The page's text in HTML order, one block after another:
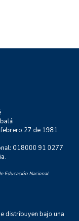
27 de 1981
018000 91 0277
Educación Nacional
distribuyen bajo una